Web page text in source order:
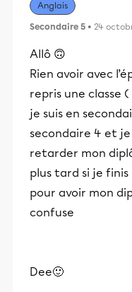
Anglais
Secondaire 5 • 24
Allô 🙃
Rien avoir avec
repris une classe
je suis en
secondaire 4 et
retarder mon
plus tard si je
pour avoir mon
confuse
Dee🙂